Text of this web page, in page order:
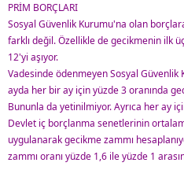
PRİM BORÇLARI
Sosyal Güvenlik Kurumu'na olan
farklı değil. Özellikle de gecikmenin ilk
12'yi aşıyor.
Vadesinde ödenmeyen Sosyal Güvenlik
ayda her bir ay için yüzde 3 oranında
Bununla da yetinilmiyor. Ayrıca her ay
Devlet iç borçlanma senetlerinin
uygulanarak gecikme zammı
zammı oranı yüzde 1,6 ile yüzde 1